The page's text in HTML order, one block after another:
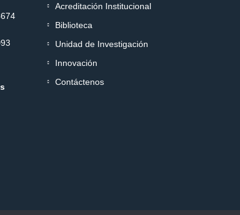
Acreditación Institucional
Biblioteca
Unidad de Investigación
Innovación
Contáctenos